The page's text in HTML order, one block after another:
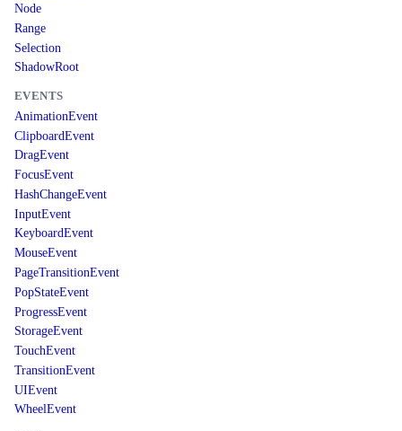
Node
Range
Selection
ShadowRoot
EVENTS
AnimationEvent
ClipboardEvent
DragEvent
FocusEvent
HashChangeEvent
InputEvent
KeyboardEvent
MouseEvent
PageTransitionEvent
PopStateEvent
ProgressEvent
StorageEvent
TouchEvent
TransitionEvent
UIEvent
WheelEvent